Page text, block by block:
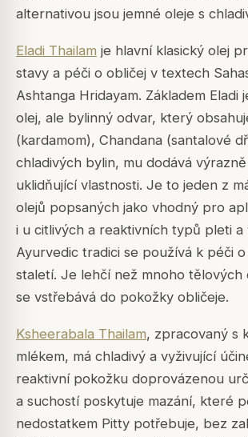
alternativou jsou jemné oleje s
Eladi Thailam je hlavní klasický olej
stavy a péči o obličej v textech
Ashtanga Hridayam. Základem Eladi
olej, ale bylinný odvar, který
(kardamom), Chandana (santalové
chladivých bylin, mu dodává
uklidňující vlastnosti. Je to jeden z
olejů popsaných jako vhodný pro
i u citlivých a reaktivních typů pleti a
Ayurvedic tradici se používá k péči
staletí. Je lehčí než mnoho tělových
se vstřebává do pokožky obličeje.
Ksheerabala Thailam, zpracovaný s
mlékem, má chladivý a vyživující
reaktivní pokožku doprovázenou
a suchostí poskytuje mazání, které
nedostatkem Pitty potřebuje, bez